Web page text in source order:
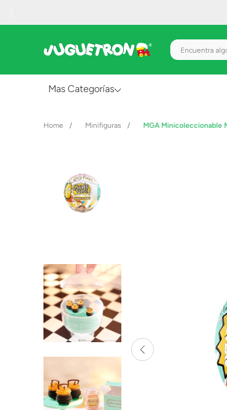
Encuentra
Mas Categorías
Creatividad y Arte
Figuras de Acción
Lanzadores
Muñecas
Construcción
Peluches
Vehículos y Pistas
Minifiguras MGA Minicoleccionable